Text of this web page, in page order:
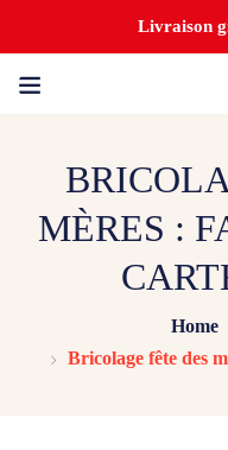
Livraison
MÈRES :
Home
Bricolage fête des